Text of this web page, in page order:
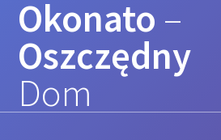
treści
Okonato –
Oszczędny
Dom